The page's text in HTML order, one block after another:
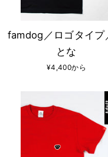
famdog／ロゴタイプ
とな
¥4,400から